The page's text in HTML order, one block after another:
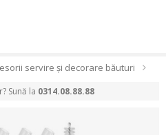
servire și decorare băuturi
Sună la 0314.08.88.88